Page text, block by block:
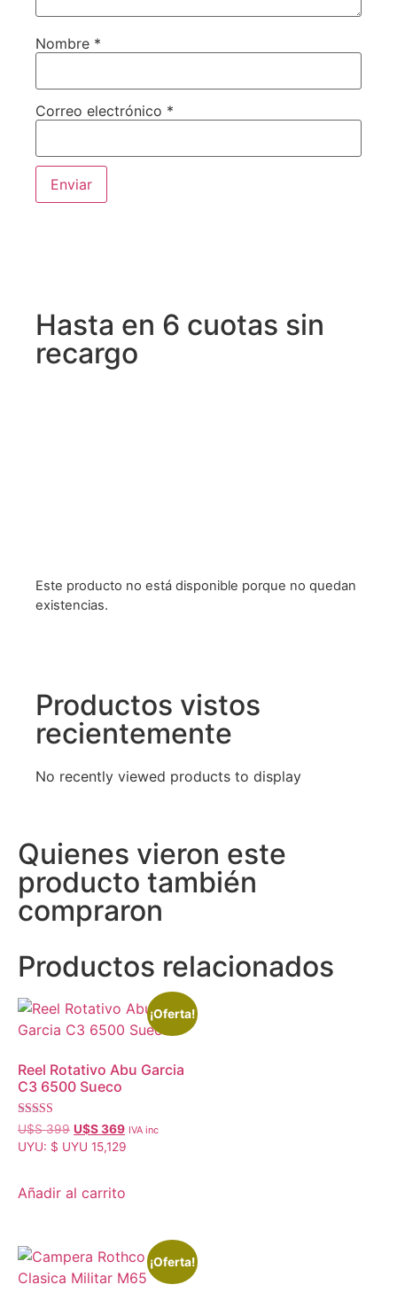
Nombre *
Correo electrónico *
Hasta en 6 cuotas sin
recargo
Este producto no está disponible porque no quedan
existencias.
Productos vistos
recientemente
No recently viewed products to display
Quienes vieron este
producto también
compraron
Productos relacionados
¡Oferta!
Reel Rotativo Abu Garcia
C3 6500 Sueco
Valorado con
5.00
de 5
U$S399 U$S369 IVA inc
UYU: $ UYU 15,129
Añadir al carrito
¡Oferta!